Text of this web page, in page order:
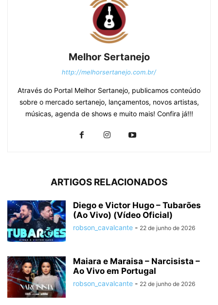
Melhor Sertanejo
http://melhorsertanejo.com.br/
Através do Portal Melhor Sertanejo, publicamos conteúdo
sobre o mercado sertanejo, lançamentos, novos artistas,
músicas, agenda de shows e muito mais! Confira já!!!
ARTIGOS RELACIONADOS
Diego e Victor Hugo – Tubarões
(Ao Vivo) (Vídeo Oficial)
robson_cavalcante - 22 de junho de 2026
Maiara e Maraisa – Narcisista –
Ao Vivo em Portugal
robson_cavalcante - 22 de junho de 2026